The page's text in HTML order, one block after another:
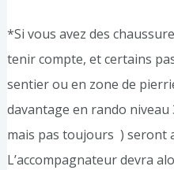
*Si vous avez des
tenir compte, et certains
sentier ou en zone de
davantage en rando niveau
mais pas toujours ) seront
L’accompagnateur devra